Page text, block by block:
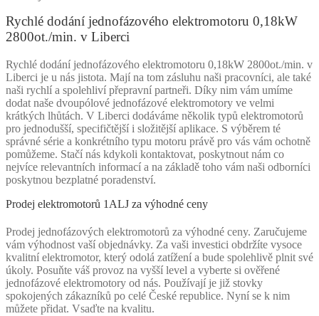
Rychlé dodání jednofázového elektromotoru 0,18kW
2800ot./min. v Liberci
Rychlé dodání jednofázového elektromotoru 0,18kW 2800ot./min. v
Liberci je u nás jistota. Mají na tom zásluhu naši pracovníci, ale také
naši rychlí a spolehliví přepravní partneři. Díky nim vám umíme
dodat naše dvoupólové jednofázové elektromotory ve velmi
krátkých lhůtách. V Liberci dodáváme několik typů elektromotorů
pro jednodušší, specifičtější i složitější aplikace. S výběrem té
správné série a konkrétního typu motoru právě pro vás vám ochotně
pomůžeme. Stačí nás kdykoli kontaktovat, poskytnout nám co
nejvíce relevantních informací a na základě toho vám naši odborníci
poskytnou bezplatné poradenství.
Prodej elektromotorů 1ALJ za výhodné ceny
Prodej jednofázových elektromotorů za výhodné ceny. Zaručujeme
vám výhodnost vaší objednávky. Za vaši investici obdržíte vysoce
kvalitní elektromotor, který odolá zatížení a bude spolehlivě plnit své
úkoly. Posuňte váš provoz na vyšší level a vyberte si ověřené
jednofázové elektromotory od nás. Používají je již stovky
spokojených zákazníků po celé České republice. Nyní se k nim
můžete přidat. Vsaďte na kvalitu.